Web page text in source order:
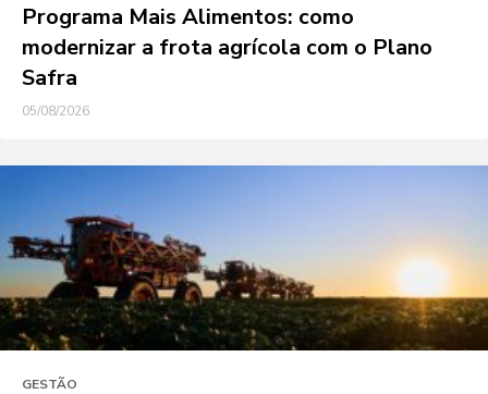
Programa Mais Alimentos: como
modernizar a frota agrícola com o Plano
Safra
05/08/2026
GESTÃO